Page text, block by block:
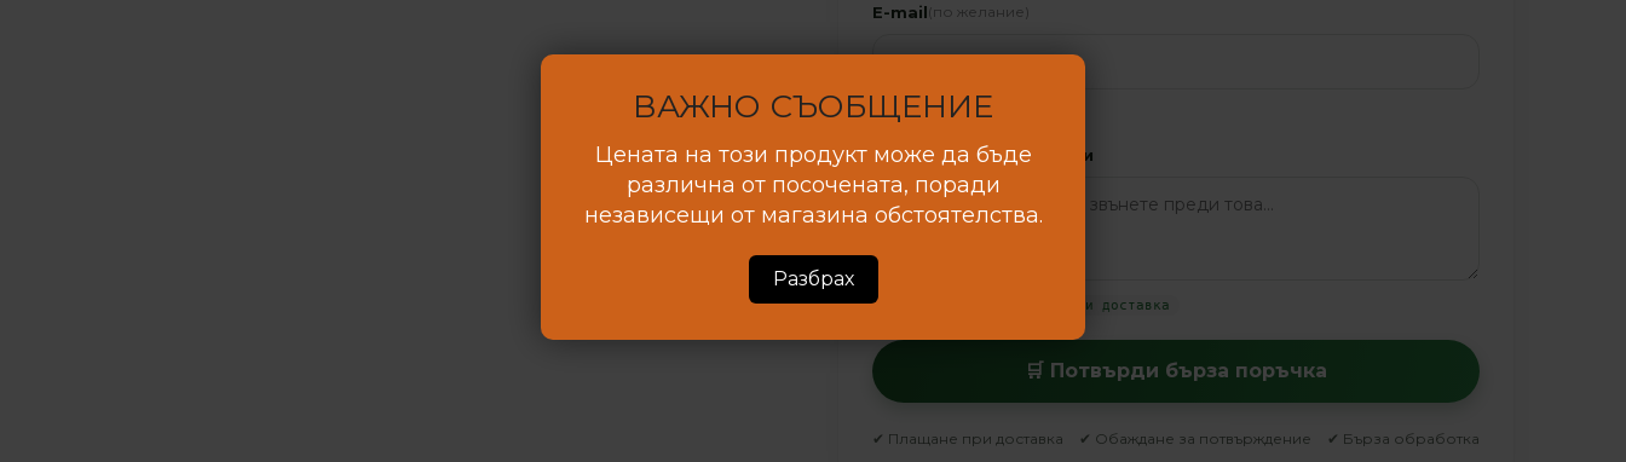
E-mail(по желание)
Пример: ivan@abv.bg
Допълнителни бележки
💬 Обадете се преди доставка
🛒 Потвърди бърза поръчка
✔ Плащане при доставка ✔ Обаждане за потвърждение ✔ Бърза обработка
ВАЖНО СЪОБЩЕНИЕ
Цената на този продукт може да бъде
различна от посочената, поради
независещи от магазина обстоятелства.
Разбрах